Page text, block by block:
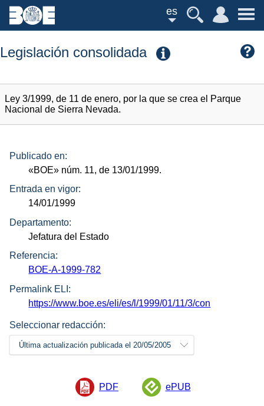
es
Legislación consolidada
Ley 3/1999, de 11 de enero, por la que se crea el Parque
Nacional de Sierra Nevada.
Publicado en:
«BOE» núm. 11, de 13/01/1999.
Entrada en vigor:
14/01/1999
Departamento:
Jefatura del Estado
Referencia:
BOE-A-1999-782
Permalink ELI:
https://www.boe.es/eli/es/l/1999/01/11/3/con
Seleccionar redacción:
Última actualización publicada el 20/05/2005
PDF ePUB